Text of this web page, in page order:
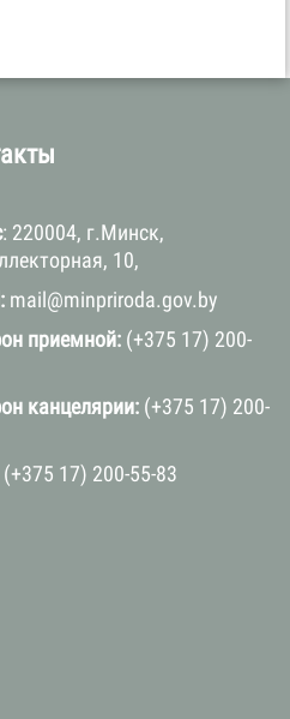
: 220004, г.Минск,
10,
mail@minpriroda.gov.by
приемной: (+375 17) 200-
канцелярии: (+375 17) 200-
(+375 17) 200-55-83